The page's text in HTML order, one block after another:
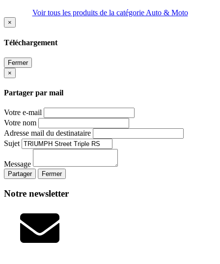
Voir tous les produits de la catégorie Auto & Moto
×
Téléchargement
Fermer
×
Partager par mail
Votre e-mail
Votre nom
Adresse mail du destinataire
Sujet
Message
Partager Fermer
Notre newsletter